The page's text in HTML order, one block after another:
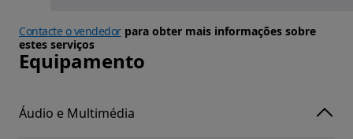
Contacte o vendedorpara obter mais informações sobre
estes serviços
Equipamento
Áudio e Multimédia